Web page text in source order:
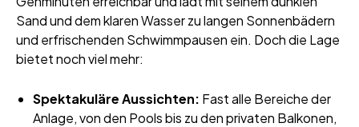
Sand und dem klaren Wasser zu langen Sonnenbädern
und erfrischenden Schwimmpausen ein. Doch die Lage
bietet noch viel mehr:
Spektakuläre Aussichten: Fast alle Bereiche der
Anlage, von den Pools bis zu den privaten Balkonen,